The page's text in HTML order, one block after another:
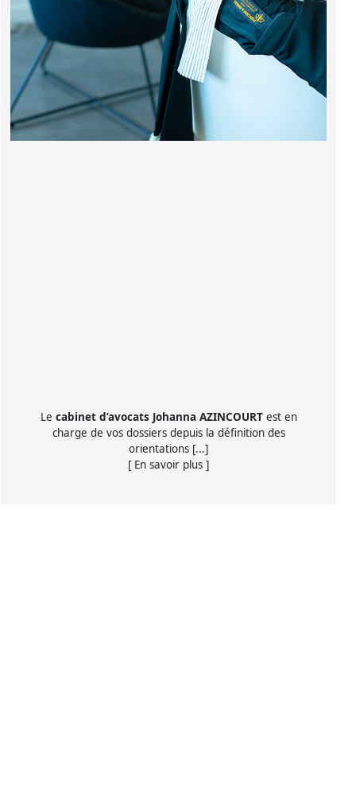
Le cabinet d’avocats Johanna AZINCOURTest en
charge de vos dossiers depuis la définition des
orientations [...]
[ En savoir plus ]